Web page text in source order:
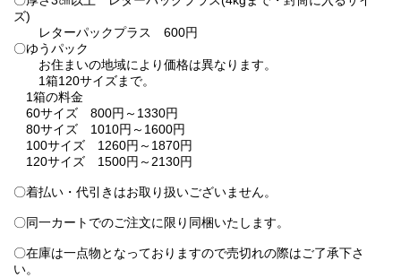
ズ)
レターパックプラス 600円
〇ゆうパック
お住まいの地域により価格は異なります。
1箱120サイズまで。
1箱の料金
60サイズ 800円～1330円
80サイズ 1010円～1600円
100サイズ 1260円～1870円
120サイズ 1500円～2130円
〇着払い・代引きはお取り扱いございません。
〇同一カートでのご注文に限り同梱いたします。
〇在庫は一点物となっておりますので売切れの際はご了承下さ
い。